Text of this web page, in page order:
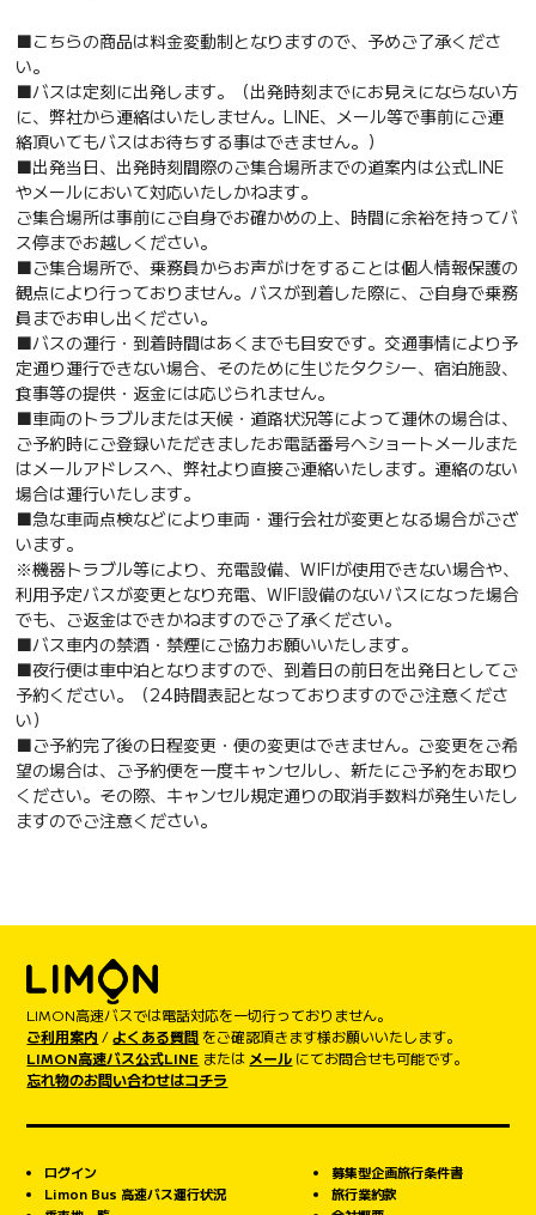
■こちらの商品は料金変動制となりますので、予めご了承くださ
い。
■バスは定刻に出発します。（出発時刻までにお見えにならない方
に、弊社から連絡はいたしません。LINE、メール等で事前にご連
絡頂いてもバスはお待ちする事はできません。）
■出発当日、出発時刻間際のご集合場所までの道案内は公式LINE
やメールにおいて対応いたしかねます。
ご集合場所は事前にご自身でお確かめの上、時間に余裕を持ってバ
ス停までお越しください。
■ご集合場所で、乗務員からお声がけをすることは個人情報保護の
観点により行っておりません。バスが到着した際に、ご自身で乗務
員までお申し出ください。
■バスの運行・到着時間はあくまでも目安です。交通事情により予
定通り運行できない場合、そのために生じたタクシー、宿泊施設、
食事等の提供・返金には応じられません。
■車両のトラブルまたは天候・道路状況等によって運休の場合は、
ご予約時にご登録いただきましたお電話番号へショートメールまた
はメールアドレスへ、弊社より直接ご連絡いたします。連絡のない
場合は運行いたします。
■急な車両点検などにより車両・運行会社が変更となる場合がござ
います。
※機器トラブル等により、充電設備、WIFIが使用できない場合や、
利用予定バスが変更となり充電、WIFI設備のないバスになった場合
でも、ご返金はできかねますのでご了承ください。
■バス車内の禁酒・禁煙にご協力お願いいたします。
■夜行便は車中泊となりますので、到着日の前日を出発日としてご
予約ください。（24時間表記となっておりますのでご注意くださ
い）
■ご予約完了後の日程変更・便の変更はできません。ご変更をご希
望の場合は、ご予約便を一度キャンセルし、新たにご予約をお取り
ください。その際、キャンセル規定通りの取消手数料が発生いたし
ますのでご注意ください。
LIMON高速バスでは電話対応を一切行っておりません。
ご利用案内 /よくある質問をご確認頂きます様お願いいたします。
LIMON高速バス公式LINE または メール にてお問合せも可能です。
忘れ物のお問い合わせはコチラ
ログイン
Limon Bus 高速バス運行状況
募集型企画旅行条件書
旅行業約款